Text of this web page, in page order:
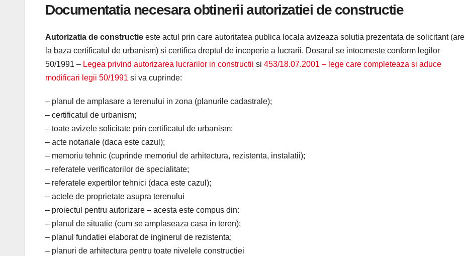
Documentatia necesara obtinerii autorizatiei de constructie
Autorizatia de constructie este actul prin care autoritatea publica locala avizeaza solutia prezentata de solicitant (are
la baza certificatul de urbanism) si certifica dreptul de inceperie a lucrarii. Dosarul se intocmeste conform legilor
50/1991 – Legea privind autorizarea lucrarilor in constructii si 453/18.07.2001 – lege care completeaza si aduce
modificari legii 50/1991 si va cuprinde:
– planul de amplasare a terenului in zona (planurile cadastrale);
– certificatul de urbanism;
– toate avizele solicitate prin certificatul de urbanism;
– acte notariale (daca este cazul);
– memoriu tehnic (cuprinde memoriul de arhitectura, rezistenta, instalatii);
– referatele verificatorilor de specialitate;
– referatele expertilor tehnici (daca este cazul);
– actele de proprietate asupra terenului
– proiectul pentru autorizare – acesta este compus din:
– planul de situatie (cum se amplaseaza casa in teren);
– planul fundatiei elaborat de inginerul de rezistenta;
– planuri de arhitectura pentru toate nivelele constructiei